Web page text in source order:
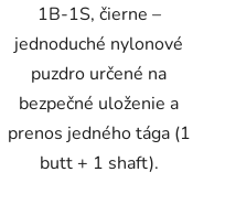
1B-1S, čierne –
jednoduché nylonové
puzdro určené na
bezpečné uloženie a
prenos jedného tága (1
butt + 1 shaft).